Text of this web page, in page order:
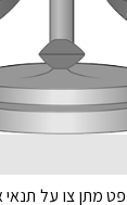
מתן צו על תנאי